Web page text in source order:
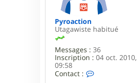
Pyroaction
Utagawiste habitué
Messages : 36
Inscription : 04 oct. 2010,
09:58
Contact :